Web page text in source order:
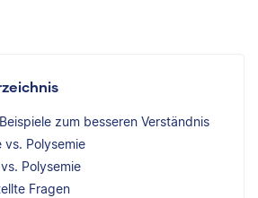
zum besseren Verständnis
vs. Polysemie
Polysemie
Fragen